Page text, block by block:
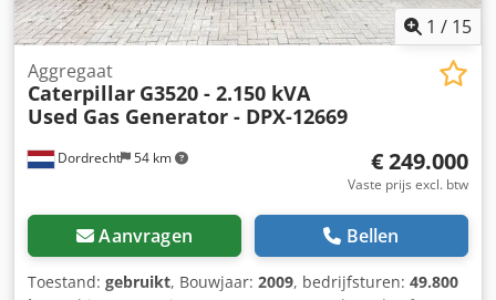
1 / 15
Dordrecht 54 km
Aggregaat
Caterpillar G3520 - 2.150 kVA
Used Gas Generator - DPX-12669
€ 249.000
Vaste prijs excl. btw
Aanvragen Bellen
Toestand: gebruikt, Bouwjaar: 2009, bedrijfsturen: 49.800